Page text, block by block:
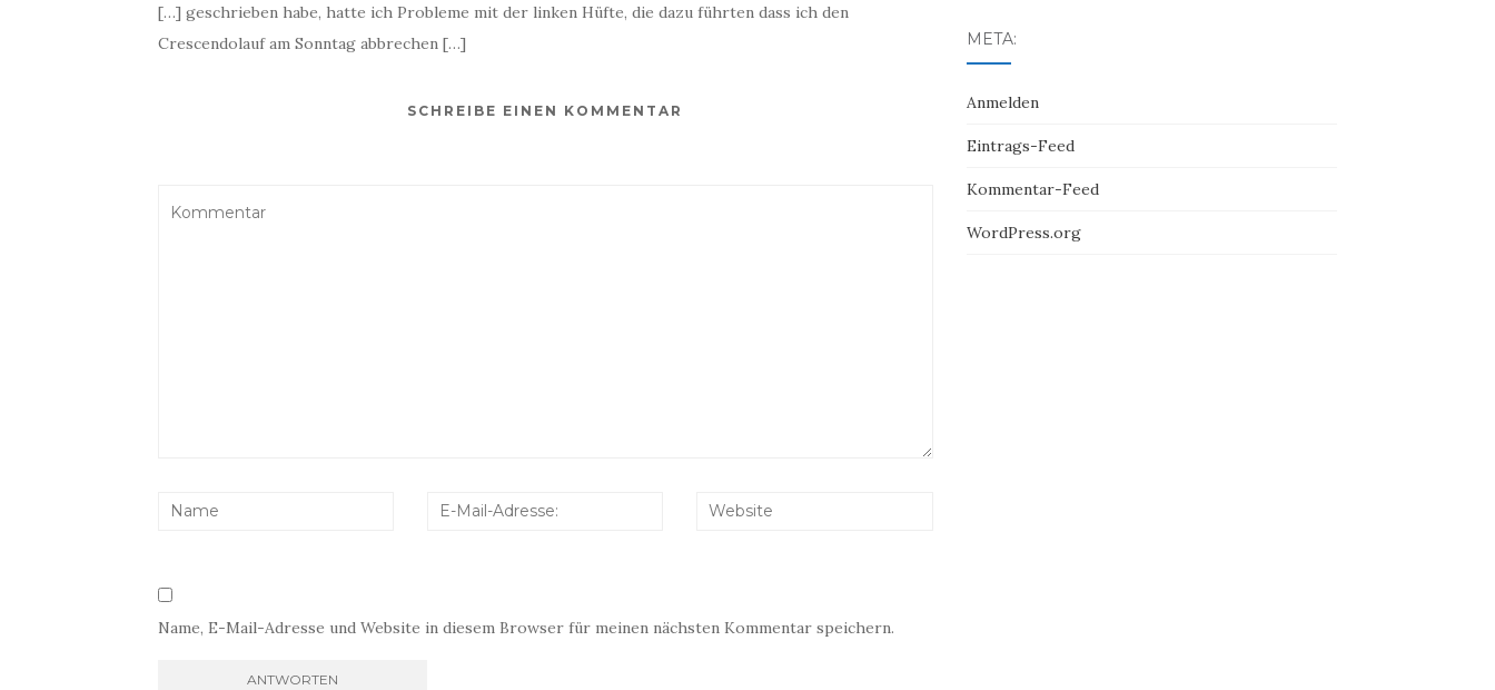
[…] geschrieben habe, hatte ich Probleme mit der linken Hüfte, die dazu führten dass ich den
Crescendolauf am Sonntag abbrechen […]
SCHREIBE EINEN KOMMENTAR
Name, E-Mail-Adresse und Website in diesem Browser für meinen nächsten Kommentar speichern.
META:
Anmelden
Eintrags-Feed
Kommentar-Feed
WordPress.org